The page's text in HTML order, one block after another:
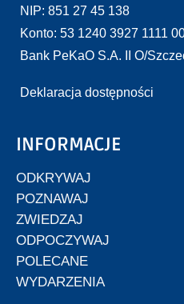
NIP: 851 27 45 138
Konto: 53 1240 3927 1111
Bank PeKaO S.A. II O/
Deklaracja dostępności
INFORMACJE
ODKRYWAJ
POZNAWAJ
ZWIEDZAJ
ODPOCZYWAJ
POLECANE
WYDARZENIA